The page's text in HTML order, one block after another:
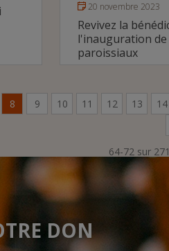
20 novembre 2023
Revivez la
l'inauguration de
paroissiaux
8 9 10 11 12 13 14
64-72 sur
DON